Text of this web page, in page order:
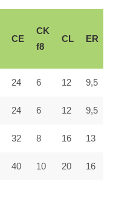
CE
CK
f8
CL ER
24 6 12 9,5
24 6 12 9,5
32 8 16 13
40 10 20 16